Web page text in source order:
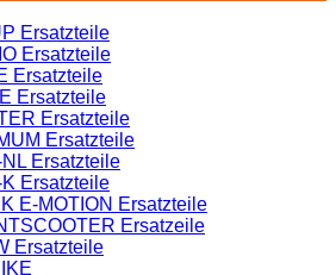
Ersatzteile
Ersatzteile
Ersatzteile
Ersatzteile
Ersatzteile
Ersatzteile
Ersatzteile
Ersatzteile
E-MOTION Ersatzteile
Ersatzeile
Ersatzteile